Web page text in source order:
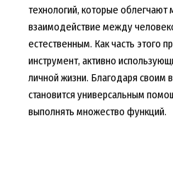
технологий, которые
взаимодействие между
естественным. Как часть этого
инструмент, активно
личной жизни. Благодаря своим
становится универсальным
выполнять множество функций.